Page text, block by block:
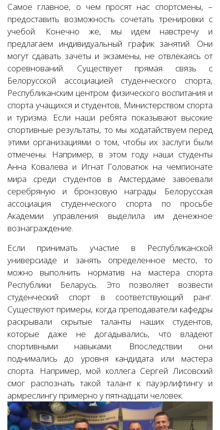
Самое главное, о чем просят нас спортсмены, –
предоставить возможность сочетать тренировки с
учебой. Конечно же, мы идем навстречу и
предлагаем индивидуальный график занятий. Они
могут сдавать зачеты и экзамены, не отвлекаясь от
соревнований. Существует прямая связь с
Белорусской ассоциацией студенческого спорта,
Республиканским центром физического воспитания и
спорта учащихся и студентов, Министерством спорта
и туризма. Если наши ребята показывают высокие
спортивные результаты, то мы ходатайствуем перед
этими организациями о том, чтобы их заслуги были
отмечены. Например, в этом году наши студенты
Анна Ковалева и Игнат Головатюк на чемпионате
мира среди студентов в Амстердаме завоевали
серебряную и бронзовую награды. Белорусская
ассоциация студенческого спорта по просьбе
Академии управления выделила им денежное
вознаграждение.
Если принимать участие в Республиканской
универсиаде и занять определенное место, то
можно выполнить норматив на мастера спорта
Республики Беларусь. Это позволяет возвести
студенческий спорт в соответствующий ранг.
Существуют примеры, когда преподаватели кафедры
раскрывали скрытые таланты наших студентов,
которые даже не догадывались, что владеют
спортивными навыками. Впоследствии они
поднимались до уровня кандидата или мастера
спорта. Например, мой коллега Сергей Лисовский
смог распознать такой талант к пауэрлифтингу и
армреслингу примерно у пятнадцати человек.